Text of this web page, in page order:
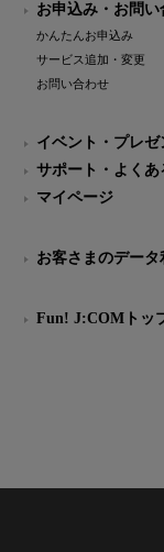
お申込み・お問い
かんたんお申込み
サービス追加・変更
お問い合わせ
イベント・プレゼ
サポート・よくあ
マイページ
お客さまのデー
Fun! J:COMトッ